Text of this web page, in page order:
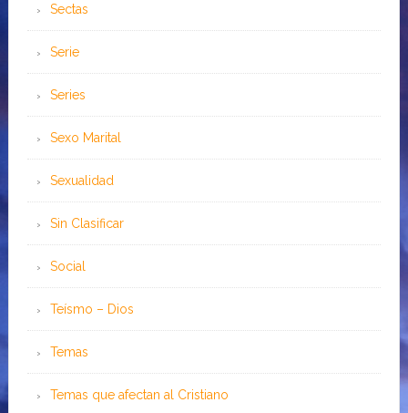
Sectas
Serie
Series
Sexo Marital
Sexualidad
Sin Clasificar
Social
Teísmo – Dios
Temas
Temas que afectan al Cristiano